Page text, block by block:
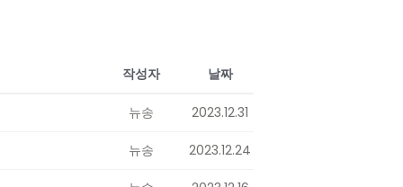
작성자 날짜
뉴송 2023.12.31
뉴송 2023.12.24